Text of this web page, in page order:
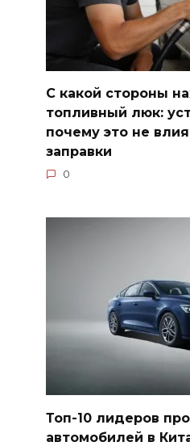
С какой стороны
топливный люк:
почему это не
заправки
0
Топ-10 лидеров
автомобилей в